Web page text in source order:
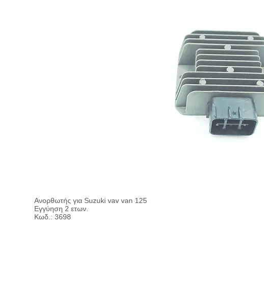
Ανορθωτής για Suzuki vav van 125
Εγγύηση 2 ετων.
Κωδ.: 3698